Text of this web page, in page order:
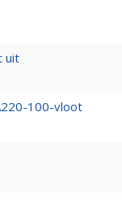
uit
100-vloot